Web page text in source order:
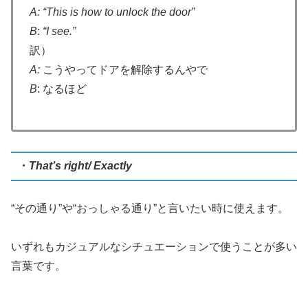
A: “This is how to unlock the door”
B: “I see.”
訳）
A: こうやってドアを解除するんやで
B: なるほど
・ That’s right/ Exactly
“その通り”や“おっしゃる通り”と言いたい時に使えます。
いずれもカジュアルなシチュエーションで使うことが多い
言葉です。